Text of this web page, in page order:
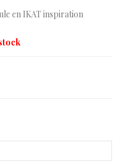
en IKAT inspiration